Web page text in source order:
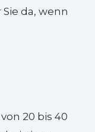
da, wenn
20 bis 40